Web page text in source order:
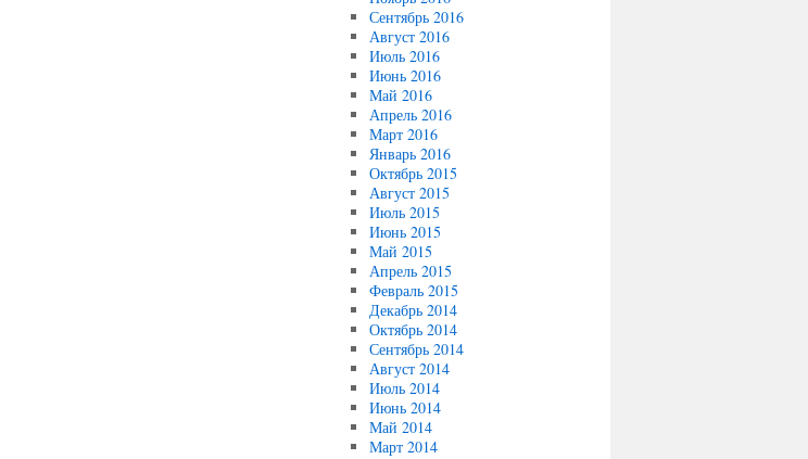
Сентябрь 2016
Август 2016
Июль 2016
Июнь 2016
Май 2016
Апрель 2016
Март 2016
Январь 2016
Октябрь 2015
Август 2015
Июль 2015
Июнь 2015
Май 2015
Апрель 2015
Февраль 2015
Декабрь 2014
Октябрь 2014
Сентябрь 2014
Август 2014
Июль 2014
Июнь 2014
Май 2014
Март 2014